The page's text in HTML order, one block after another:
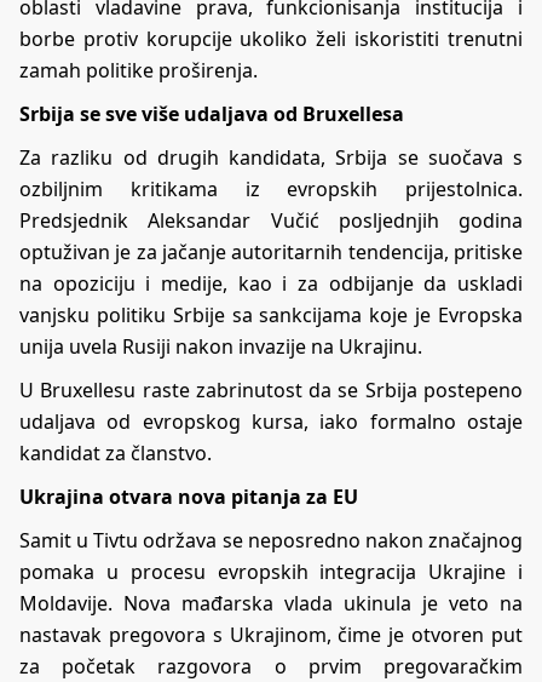
oblasti vladavine prava, funkcionisanja institucija i
borbe protiv korupcije ukoliko želi iskoristiti trenutni
zamah politike proširenja.
Srbija se sve više udaljava od Bruxellesa
Za razliku od drugih kandidata, Srbija se suočava s
ozbiljnim kritikama iz evropskih prijestolnica.
Predsjednik Aleksandar Vučić posljednjih godina
optuživan je za jačanje autoritarnih tendencija, pritiske
na opoziciju i medije, kao i za odbijanje da uskladi
vanjsku politiku Srbije sa sankcijama koje je Evropska
unija uvela Rusiji nakon invazije na Ukrajinu.
U Bruxellesu raste zabrinutost da se Srbija postepeno
udaljava od evropskog kursa, iako formalno ostaje
kandidat za članstvo.
Ukrajina otvara nova pitanja za EU
Samit u Tivtu održava se neposredno nakon značajnog
pomaka u procesu evropskih integracija Ukrajine i
Moldavije. Nova mađarska vlada ukinula je veto na
nastavak pregovora s Ukrajinom, čime je otvoren put
za početak razgovora o prvim pregovaračkim